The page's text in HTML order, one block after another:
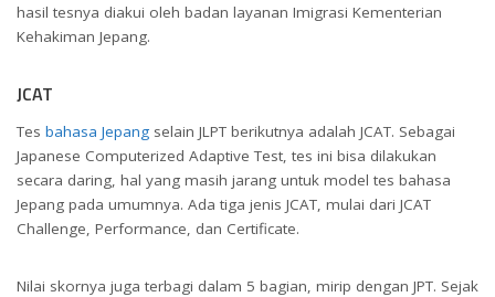
hasil tesnya diakui oleh badan layanan Imigrasi Kementerian
Kehakiman Jepang.
JCAT
Tes bahasa Jepang selain JLPT berikutnya adalah JCAT. Sebagai
Japanese Computerized Adaptive Test, tes ini bisa dilakukan
secara daring, hal yang masih jarang untuk model tes bahasa
Jepang pada umumnya. Ada tiga jenis JCAT, mulai dari JCAT
Challenge, Performance, dan Certificate.
Nilai skornya juga terbagi dalam 5 bagian, mirip dengan JPT. Sejak